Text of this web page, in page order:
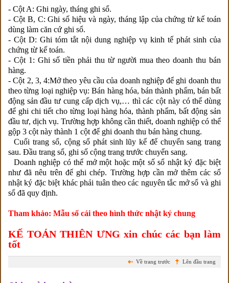
- Cột A: Ghi ngày, tháng ghi sổ.
- Cột B, C: Ghi số hiệu và ngày, tháng lập của chứng từ kế toán
dùng làm căn cứ ghi sổ.
- Cột D: Ghi tóm tắt nội dung nghiệp vụ kinh tế phát sinh của
chứng từ kế toán.
- Cột 1: Ghi số tiền phải thu từ người mua theo doanh thu bán
hàng.
- Cột 2, 3, 4:Mở theo yêu cầu của doanh nghiệp để ghi doanh thu
theo từng loại nghiệp vụ: Bán hàng hóa, bán thành phẩm, bán bất
động sản đầu tư cung cấp dịch vụ,… thì các cột này có thể dùng
để ghi chi tiết cho từng loại hàng hóa, thành phẩm, bất động sản
đầu tư, dịch vụ. Trường hợp không cần thiết, doanh nghiệp có thể
gộp 3 cột này thành 1 cột để ghi doanh thu bán hàng chung.
Cuối trang sổ, cộng sổ phát sinh lũy kế để chuyển sang trang
sau. Đầu trang sổ, ghi số cộng trang trước chuyển sang.
Doanh nghiệp có thể mở một hoặc một số sổ nhật ký đặc biệt
như đã nêu trên để ghi chép. Trường hợp cần mở thêm các sổ
nhật ký đặc biệt khác phải tuân theo các nguyên tắc mở sổ và ghi
sổ đã quy định.
Tham khảo: Mẫu sổ cái theo hình thức nhật ký chung
KẾ TOÁN THIÊN ƯNG xin chúc các bạn làm
tốt
Lên đầu trang
Về trang trước